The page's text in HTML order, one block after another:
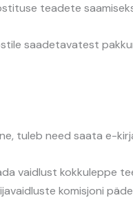
teadete
saadetavatest
tuleb need saata e-
vaidlust kokkuleppe
komisjoni